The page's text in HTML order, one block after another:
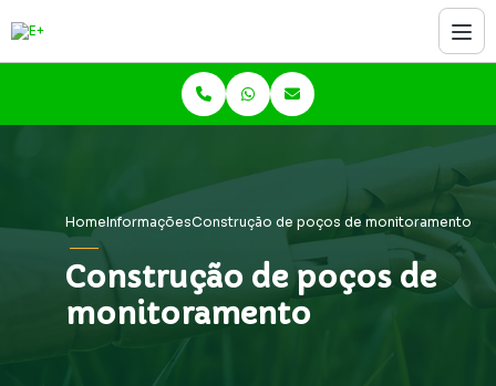
HomeInformaçõesConstrução de poços de monitoramento
Construção de poços de
monitoramento